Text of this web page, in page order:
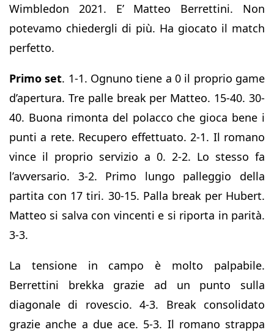
Wimbledon 2021. E’ Matteo Berrettini. Non
potevamo chiedergli di più. Ha giocato il match
perfetto.
Primo set. 1-1. Ognuno tiene a 0 il proprio game
d’apertura. Tre palle break per Matteo. 15-40. 30-
40. Buona rimonta del polacco che gioca bene i
punti a rete. Recupero effettuato. 2-1. Il romano
vince il proprio servizio a 0. 2-2. Lo stesso fa
l’avversario. 3-2. Primo lungo palleggio della
partita con 17 tiri. 30-15. Palla break per Hubert.
Matteo si salva con vincenti e si riporta in parità.
3-3.
La tensione in campo è molto palpabile.
Berrettini brekka grazie ad un punto sulla
diagonale di rovescio. 4-3. Break consolidato
grazie anche a due ace. 5-3. Il romano strappa